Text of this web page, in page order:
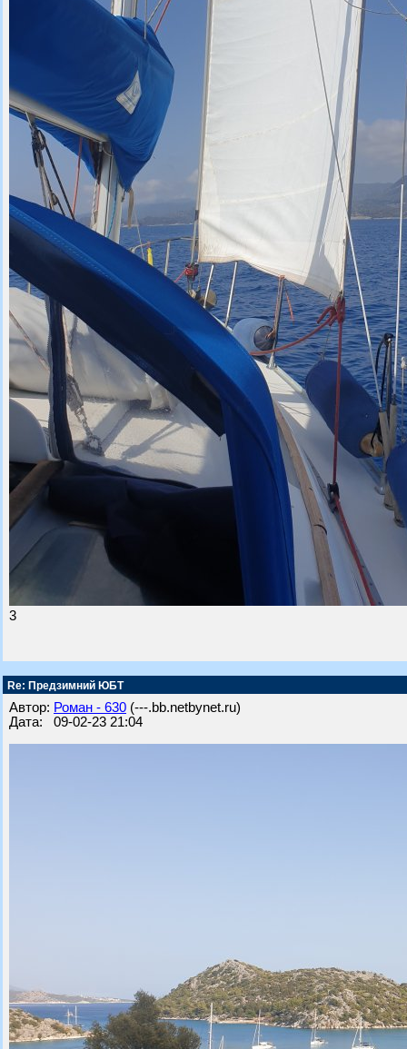
3
Re: Предзимний ЮБТ
Автор: Роман - 630 (---.bb.netbynet.ru)
Дата: 09-02-23 21:04